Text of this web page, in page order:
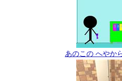
あのこの へやか